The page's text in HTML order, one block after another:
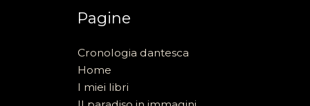
Pagine
Cronologia dantesca
Home
I miei libri